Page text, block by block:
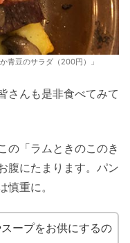
青豆のサラダ（200円）」
さんも是非食べてみて
の「ラムときのこのき
腹にたまります。パン
重に。
ープをお供にするの